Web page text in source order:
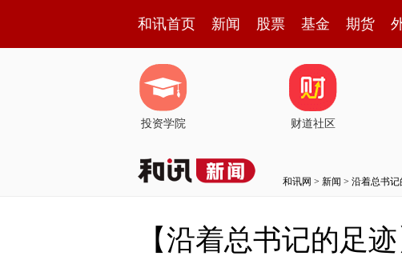
和讯首页 新闻 股票 基金 期货
投资学院 财道社区
和讯网 > 新闻 > 沿着总书记
【沿着总书记的足